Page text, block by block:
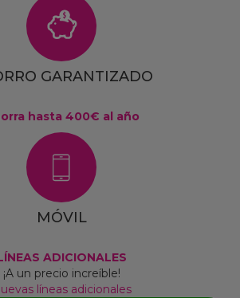
GARANTIZADO
hasta 400€ al año
MÓVIL
ADICIONALES
¡A un precio increíble!
líneas adicionales